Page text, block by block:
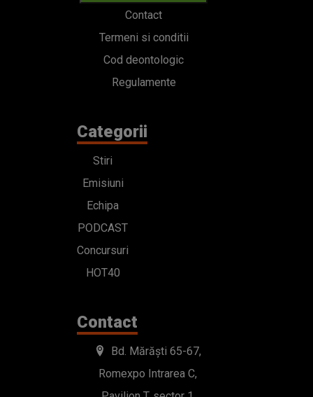
Contact
Termeni si conditii
Cod deontologic
Regulamente
Categorii
Stiri
Emisiuni
Echipa
PODCAST
Concursuri
HOT40
Contact
Bd. Mărăști 65-67,
Romexpo Intrarea C,